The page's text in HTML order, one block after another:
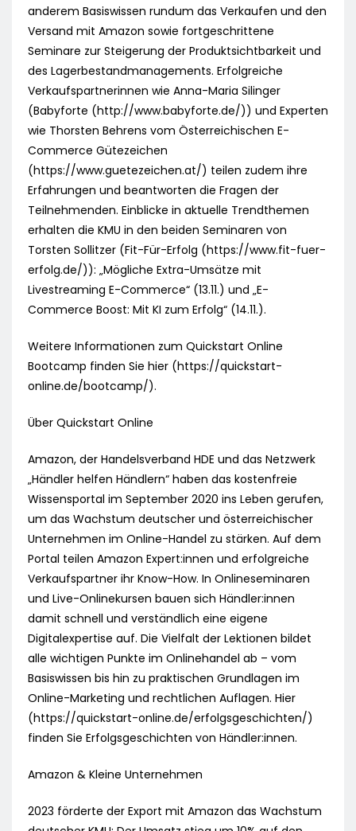
anderem Basiswissen rundum das Verkaufen und den
Versand mit Amazon sowie fortgeschrittene
Seminare zur Steigerung der Produktsichtbarkeit und
des Lagerbestandmanagements. Erfolgreiche
Verkaufspartnerinnen wie Anna-Maria Silinger
(Babyforte (http://www.babyforte.de/)) und Experten
wie Thorsten Behrens vom Österreichischen E-
Commerce Gütezeichen
(https://www.guetezeichen.at/) teilen zudem ihre
Erfahrungen und beantworten die Fragen der
Teilnehmenden. Einblicke in aktuelle Trendthemen
erhalten die KMU in den beiden Seminaren von
Torsten Sollitzer (Fit-Für-Erfolg (https://www.fit-fuer-
erfolg.de/)): „Mögliche Extra-Umsätze mit
Livestreaming E-Commerce“ (13.11.) und „E-
Commerce Boost: Mit KI zum Erfolg“ (14.11.).
Weitere Informationen zum Quickstart Online
Bootcamp finden Sie hier (https://quickstart-
online.de/bootcamp/).
Über Quickstart Online
Amazon, der Handelsverband HDE und das Netzwerk
„Händler helfen Händlern“ haben das kostenfreie
Wissensportal im September 2020 ins Leben gerufen,
um das Wachstum deutscher und österreichischer
Unternehmen im Online-Handel zu stärken. Auf dem
Portal teilen Amazon Expert:innen und erfolgreiche
Verkaufspartner ihr Know-How. In Onlineseminaren
und Live-Onlinekursen bauen sich Händler:innen
damit schnell und verständlich eine eigene
Digitalexpertise auf. Die Vielfalt der Lektionen bildet
alle wichtigen Punkte im Onlinehandel ab – vom
Basiswissen bis hin zu praktischen Grundlagen im
Online-Marketing und rechtlichen Auflagen. Hier
(https://quickstart-online.de/erfolgsgeschichten/)
finden Sie Erfolgsgeschichten von Händler:innen.
Amazon & Kleine Unternehmen
2023 förderte der Export mit Amazon das Wachstum